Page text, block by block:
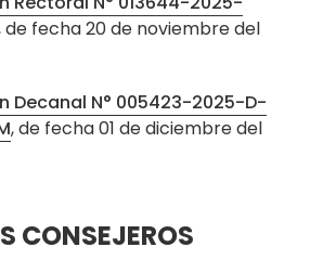
BETZABETH ACUACHE
de fecha 20 de noviembre del
Decanal N° 005423-2025-D-
, de fecha 01 de diciembre del
CONSEJEROS